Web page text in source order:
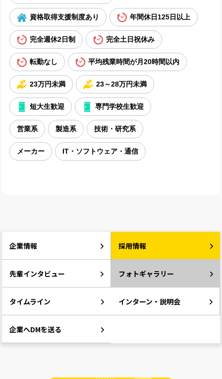
資格取得支援制度あり 年間休日125日以上
完全週休2日制 完全土日祝休み
転勤なし 平均残業時間が月20時間以内
23万円未満 23～28万円未満
短大生歓迎 専門学校生歓迎
営業系 製造系 技術・研究系
メーカー IT・ソフトウェア・通信
企業情報 採用情報
先輩インタビュー フォトギャラリー
タイムライン インターン・説明会
企業へDMを送る